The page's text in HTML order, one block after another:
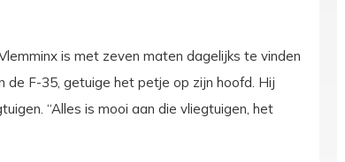
is met zeven maten dagelijks te vinden
de F-35, getuige het petje op zijn hoofd. Hij
“Alles is mooi aan die vliegtuigen, het